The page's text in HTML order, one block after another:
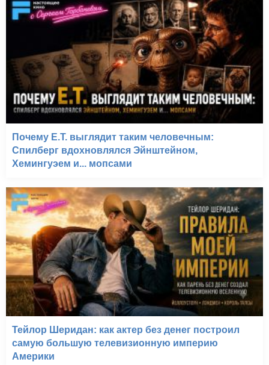
Почему E.T. выглядит таким человечным:
Спилберг вдохновлялся Эйнштейном,
Хемингуэем и... мопсами
Тейлор Шеридан: как актер без денег построил
самую большую телевизионную империю
Америки